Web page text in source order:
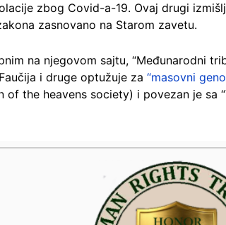
zbog Covid-a-19. Ovaj drugi
zasnovano na Starom zavetu.
na njegovom sajtu, “Međunarodni
i druge optužuje za “masovni
of the heavens society) i povezan je sa